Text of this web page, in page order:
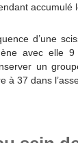
accumulé
d’une
avec elle
un
à 37 dans